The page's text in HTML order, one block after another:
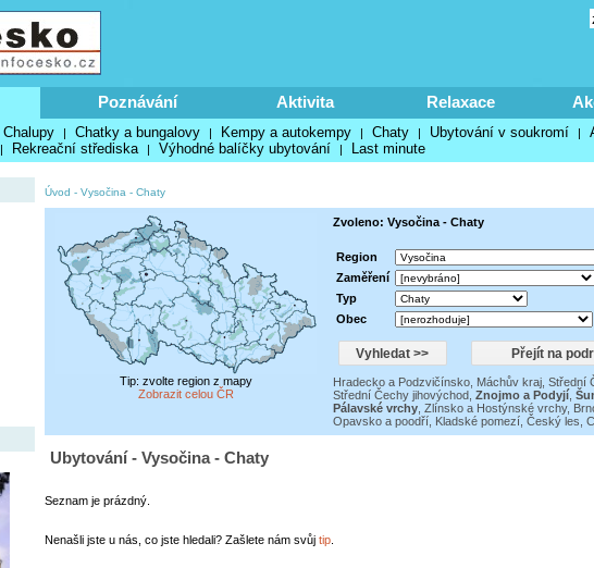
Poznávání Aktivita Relaxace
Chalupy | Chatky a bungalovy | Kempy a autokempy | Chaty | Ubytování v soukromí |
| Rekreační střediska | Výhodné balíčky ubytování | Last minute
Úvod - Vysočina - Chaty
Tip: zvolte region z mapy
Zobrazit celou ČR
Zvoleno: Vysočina - Chaty
Region
Zaměření
Typ
Obec
Hradecko a Podzvičínsko, Máchův kraj, Střední
Střední Čechy jihovýchod, Znojmo a Podyjí,
Pálavské vrchy, Zlínsko a Hostýnské vrchy,
Opavsko a poodří, Kladské pomezí, Český les,
Ubytování - Vysočina - Chaty
Seznam je prázdný.
Nenašli jste u nás, co jste hledali? Zašlete nám svůj tip.